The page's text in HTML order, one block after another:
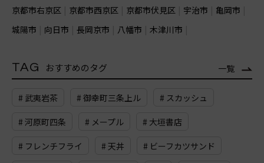
京都市右京区
京都市西京区 京都市伏見区 宇治市
亀岡市
城陽市
向日市 長岡京市 八幡市 木津川市
TAG おすすめのタグ 一覧
# 武夷岩茶 # 御幸町三条上ル # スカッシュ
# 河原町四条 # メープル # 大垣書店
# フレンチフライ # 天丼 # ビーフカツサンド